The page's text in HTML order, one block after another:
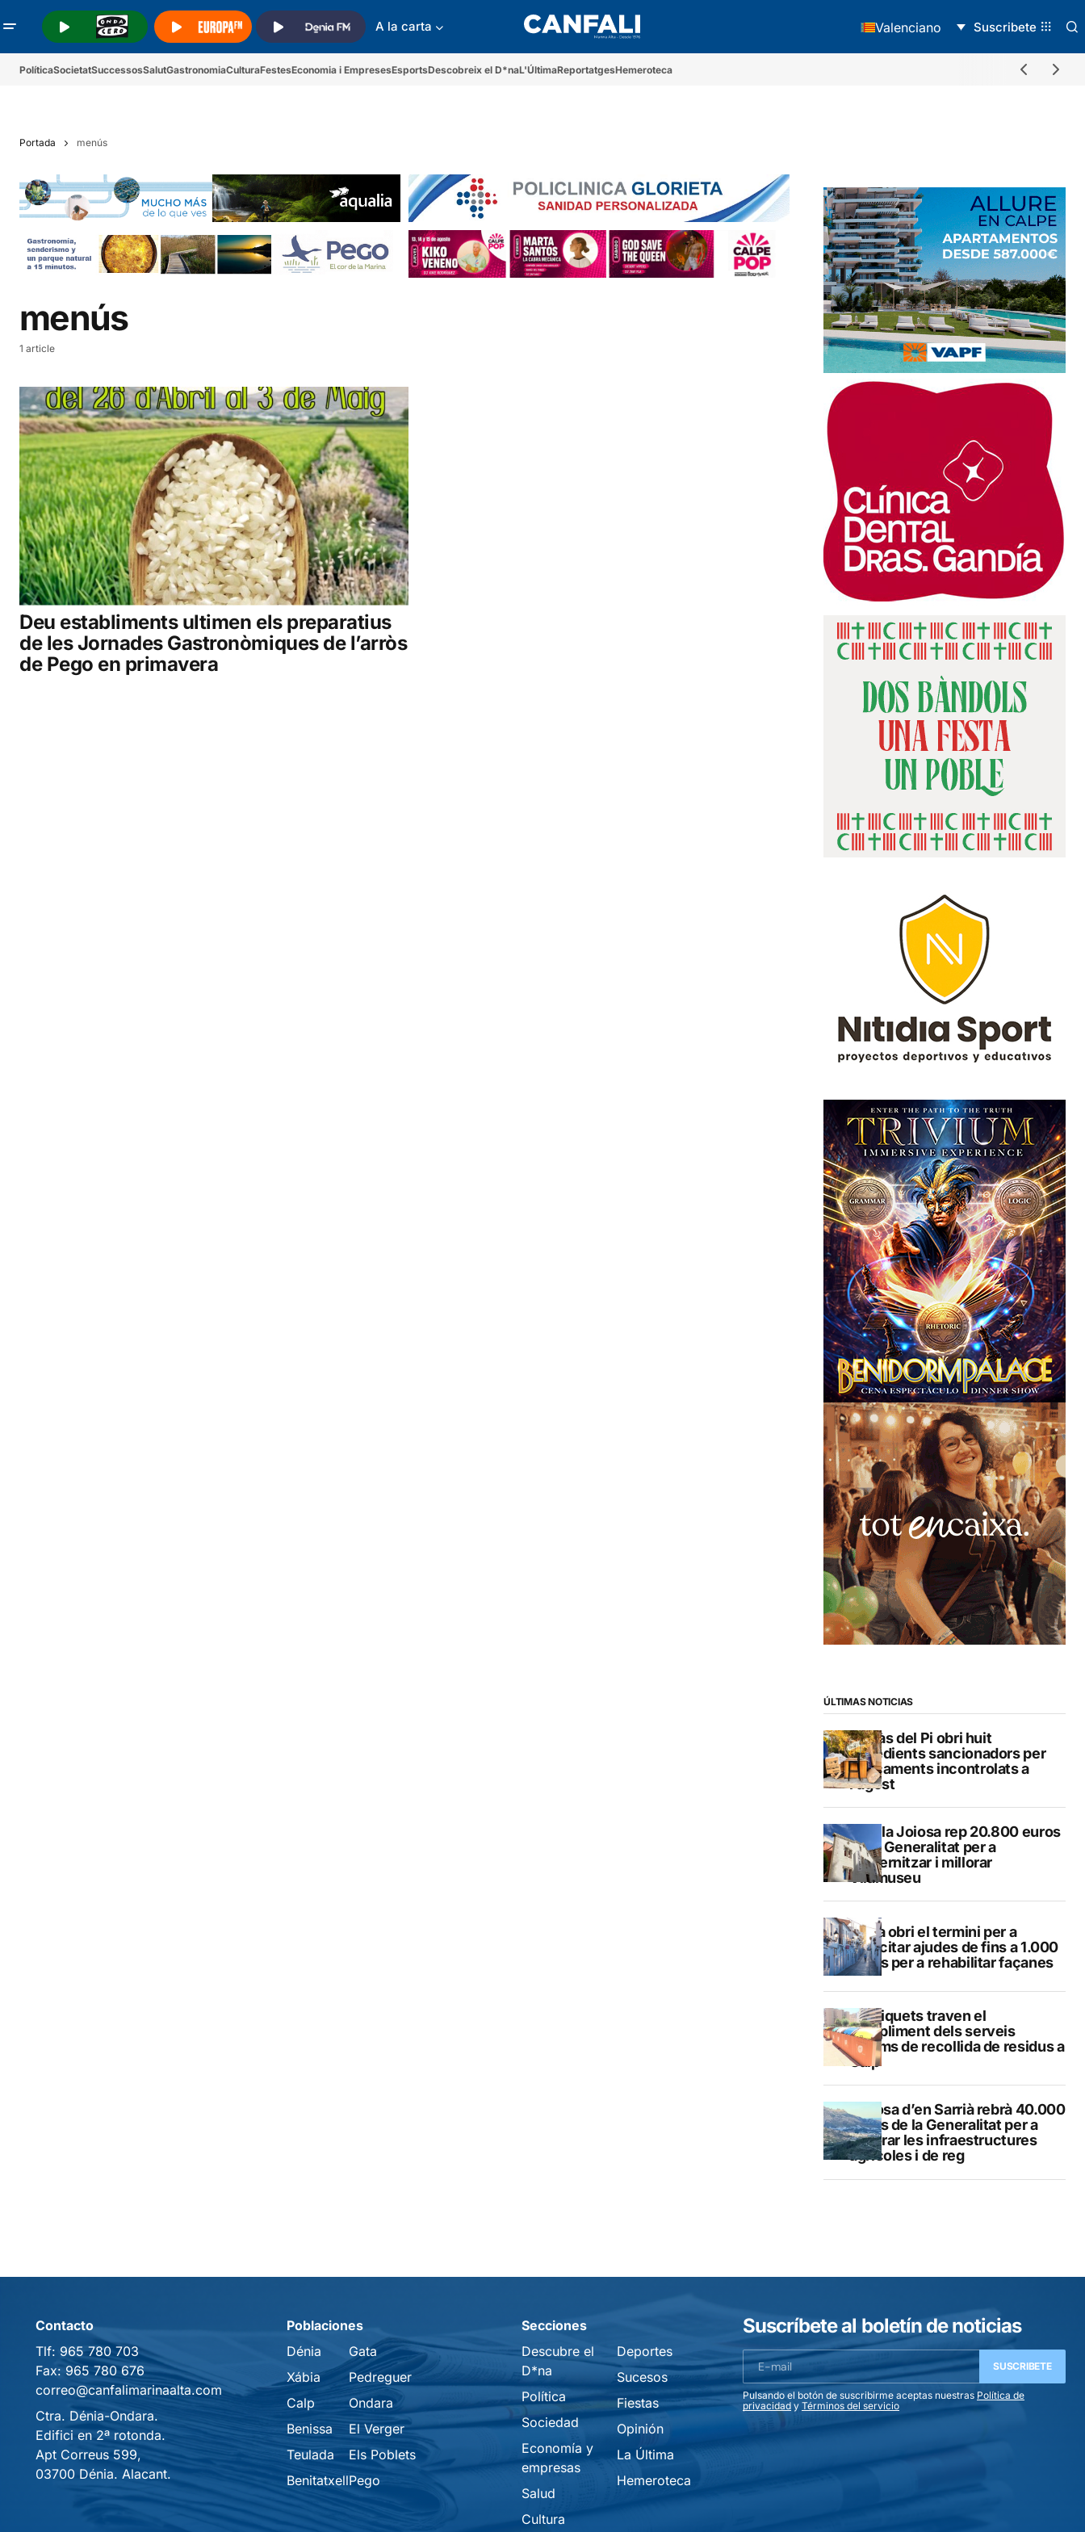
A la carta Valenciano Suscribete
PolíticaSocietatSuccessosSalutGastronomiaCulturaFestesEconomia i EmpresesEsportsDescobreix el D*naL'ÚltimaReportatgesHemeroteca
Portada menús
menús
1 article
Deu establiments ultimen els preparatius
de les Jornades Gastronòmiques de l’arròs
de Pego en primavera
ÚLTIMAS NOTICIAS
L’Alfàs del Pi obri huit
expedients sancionadors per
abocaments incontrolats a
l’agost
La Vila Joiosa rep 20.800 euros
de la Generalitat per a
modernitzar i millorar
Vilamuseu
Altea obri el termini per a
sol·licitar ajudes de fins a 1.000
euros per a rehabilitar façanes
Els piquets traven el
compliment dels serveis
mínims de recollida de residus a
Calp
Callosa d’en Sarrià rebrà 40.000
euros de la Generalitat per a
millorar les infraestructures
agrícoles i de reg
Contacto
Tlf: 965 780 703
Fax: 965 780 676
correo@canfalimarinaalta.com
Ctra. Dénia-Ondara.
Edifici en 2ª rotonda.
Apt Correus 599,
03700 Dénia. Alacant.
Poblaciones
Dénia
Xábia
Calp
Benissa
Teulada
Benitatxell
Gata
Pedreguer
Ondara
El Verger
Els Poblets
Pego
Secciones
Descubre el
D*na
Política
Sociedad
Economía y
empresas
Salud
Cultura
Deportes
Sucesos
Fiestas
Opinión
La Última
Hemeroteca
Suscríbete al boletín de noticias
SUSCRIBETE
Pulsando el botón de suscribirme aceptas nuestras Política de
privacidad y Términos del servicio